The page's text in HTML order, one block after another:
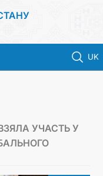
UK
УЧАСТЬ У